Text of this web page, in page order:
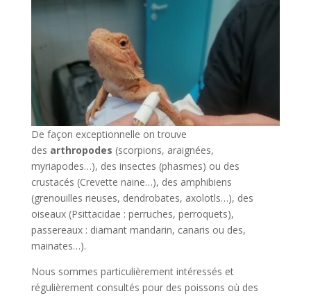
De façon exceptionnelle on trouve
des arthropodes (scorpions, araignées,
myriapodes…), des insectes (phasmes) ou des
crustacés (Crevette naine…), des amphibiens
(grenouilles rieuses, dendrobates, axolotls…), des
oiseaux (Psittacidae : perruches, perroquets),
passereaux : diamant mandarin, canaris ou des,
mainates…).
Nous sommes particulièrement intéressés et
régulièrement consultés pour des poissons où des